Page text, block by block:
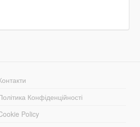
Конфіденційності
Policy